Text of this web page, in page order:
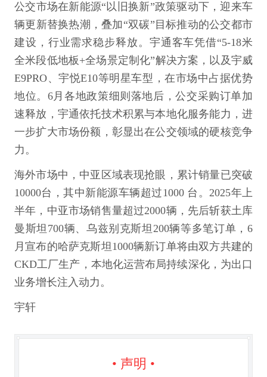
公交市场在新能源“以旧换新”政策驱动下，迎来车
辆更新替换热潮，叠加“双碳”目标推动的公交都市
建设，行业需求稳步释放。宇通客车凭借“5-18米
全米段低地板+全场景定制化”解决方案，以及宇威
E9PRO、宇悦E10等明星车型，在市场中占据优势
地位。6月各地政策细则落地后，公交采购订单加
速释放，宇通依托技术积累与本地化服务能力，进
一步扩大市场份额，彰显出在公交领域的硬核竞争
力。
海外市场中，中亚区域表现抢眼，累计销量已突破
10000台，其中新能源车辆超过1000 台。2025年上
半年，中亚市场销售量超过2000辆，先后斩获土库
曼斯坦700辆、乌兹别克斯坦200辆等多笔订单，6
月宣布的哈萨克斯坦1000辆新订单将由双方共建的
CKD工厂生产，本地化运营布局持续深化，为出口
业务增长注入动力。
宇轩
• 声明 •